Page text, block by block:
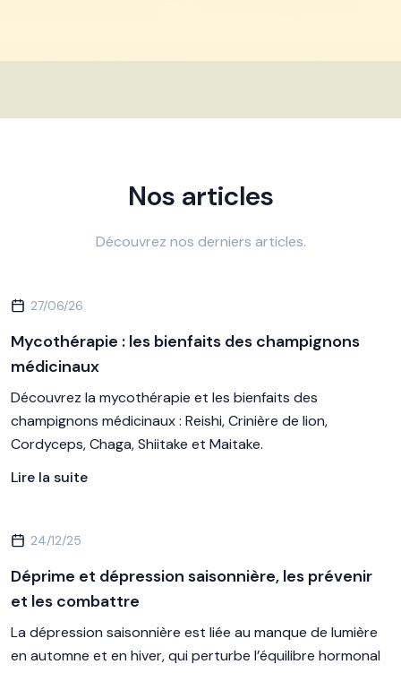
Nos articles
Découvrez nos derniers articles.
27/06/26
Mycothérapie : les bienfaits des champignons
médicinaux
Découvrez la mycothérapie et les bienfaits des
champignons médicinaux : Reishi, Crinière de lion,
Cordyceps, Chaga, Shiitake et Maitake.
Lire la suite
24/12/25
Déprime et dépression saisonnière, les prévenir
et les combattre
La dépression saisonnière est liée au manque de lumière
en automne et en hiver, qui perturbe l’équilibre hormonal